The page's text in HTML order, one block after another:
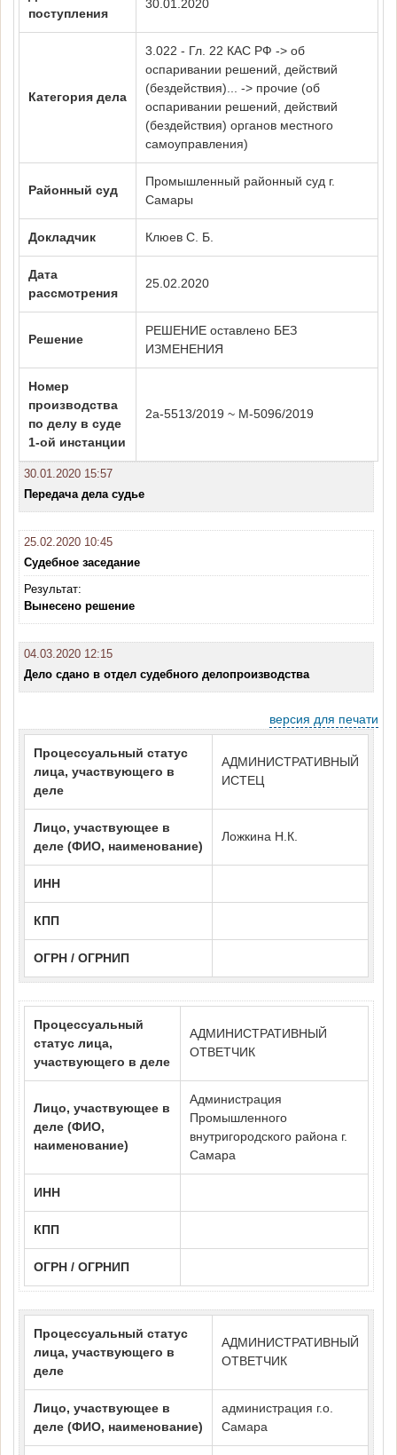
поступления
30.01.2020
Категория дела
3.022 - Гл. 22 КАС РФ -> об
оспаривании решений, действий
(бездействия)... -> прочие (об
оспаривании решений, действий
(бездействия) органов местного
самоуправления)
Районный суд
Промышленный районный суд г.
Самары
Докладчик Клюев С. Б.
Дата
рассмотрения
25.02.2020
Решение
РЕШЕНИЕ оставлено БЕЗ
ИЗМЕНЕНИЯ
Номер
производства
по делу в суде
1-ой инстанции
2а-5513/2019 ~ М-5096/2019
30.01.2020 15:57
Передача дела судье
25.02.2020 10:45
Судебное заседание
Результат:
Вынесено решение
04.03.2020 12:15
Дело сдано в отдел судебного делопроизводства
версия для печати
Процессуальный статус
лица, участвующего в
деле
АДМИНИСТРАТИВНЫЙ
ИСТЕЦ
Лицо, участвующее в
деле (ФИО, наименование)
Ложкина Н.К.
ИНН
КПП
ОГРН / ОГРНИП
Процессуальный
статус лица,
участвующего в деле
АДМИНИСТРАТИВНЫЙ
ОТВЕТЧИК
Лицо, участвующее в
деле (ФИО,
наименование)
Администрация
Промышленного
внутригородского района г.
Самара
ИНН
КПП
ОГРН / ОГРНИП
Процессуальный статус
лица, участвующего в
деле
АДМИНИСТРАТИВНЫЙ
ОТВЕТЧИК
Лицо, участвующее в
деле (ФИО, наименование)
администрация г.о.
Самара